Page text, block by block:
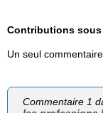
Contributions
Un seul
Commentaire 1